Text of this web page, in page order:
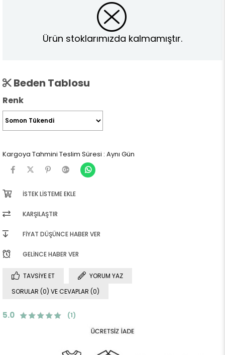
Ürün stoklarımızda kalmamıştır.
Beden Tablosu
Renk
Kargoya Tahmini Teslim Süresi : Aynı Gün
İSTEK LISTEME EKLE
KARŞILAŞTIR
FIYAT DÜŞÜNCE HABER VER
GELINCE HABER VER
TAVSIYE ET
YORUM YAZ
SORULAR (0) VE CEVAPLAR (0)
5.0 (1)